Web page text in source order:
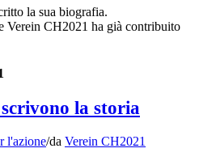
la sua biografia.
Verein CH2021 ha già contribuito
la storia
l'azione/da Verein CH2021